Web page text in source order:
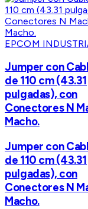
EPCOM
Jumper con
de 110 cm (43.31
pulgadas), con
Conectores N
Macho.
Jumper con
de 110 cm (43.31
pulgadas), con
Conectores N
Macho.